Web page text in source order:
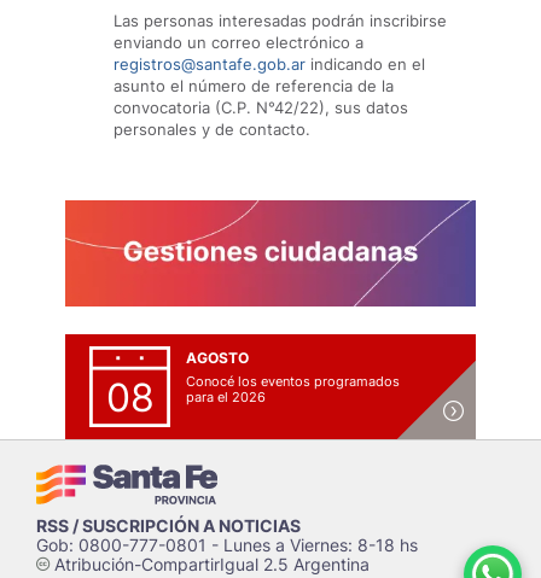
Las personas interesadas podrán inscribirse
enviando un correo electrónico a
registros@santafe.gob.ar indicando en el
asunto el número de referencia de la
convocatoria (C.P. N°42/22), sus datos
personales y de contacto.
08
AGOSTO
Conocé los eventos programados
para el 2026
RSS / SUSCRIPCIÓN A NOTICIAS
Gob: 0800-777-0801 - Lunes a Viernes: 8-18 hs
cAtribución-CompartirIgual 2.5 Argentina